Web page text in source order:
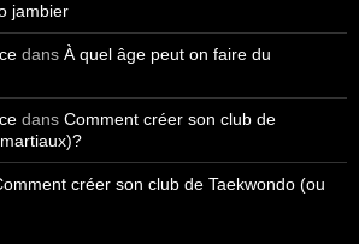
jambier
dans À quel âge peut on faire du
dans Comment créer son club de
créer son club de Taekwondo (ou